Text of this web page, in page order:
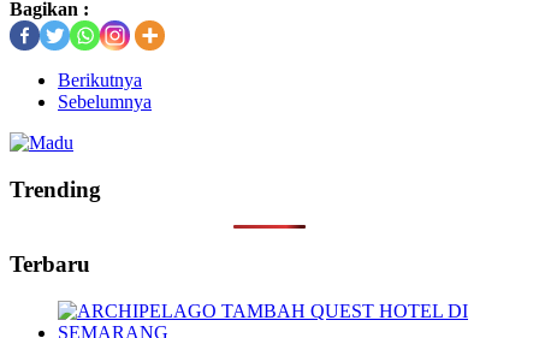
Bagikan :
Berikutnya
Sebelumnya
Trending
Terbaru